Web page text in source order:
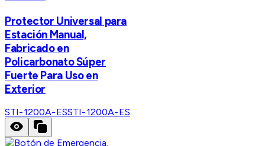
Protector Universal para
Estación Manual,
Fabricado en
Policarbonato Súper
Fuerte Para Uso en
Exterior
STI-1200A-ESSTI-1200A-ES